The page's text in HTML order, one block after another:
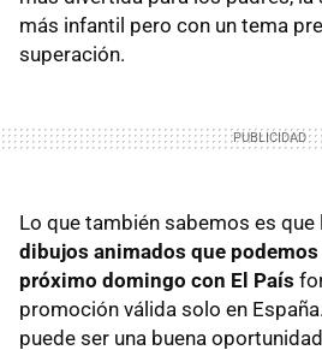
más infantil pero con un tema
superación.
Lo que también sabemos es que
dibujos animados que
próximo domingo con El País
promoción válida solo en
puede ser una buena